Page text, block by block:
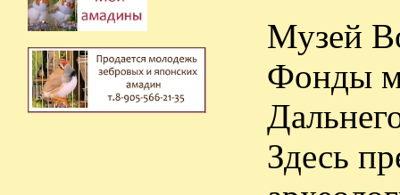
Музей
Фонды
Здесь